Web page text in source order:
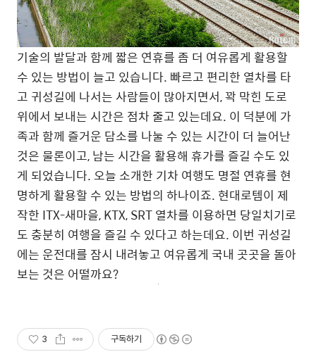
기술의 발달과 함께 짧은 연휴를 좀 더 여유롭게 활용할
수 있는 방법이 늘고 있습니다. 빠르고 편리한 열차를 타
고 귀성길에 나서는 사람들이 많아지면서, 꽉 막힌 도로
위에서 보내는 시간은 점차 줄고 있는데요. 이 덕분에 가
족과 함께 즐거운 담소를 나눌 수 있는 시간이 더 늘어난
것은 물론이고, 남는 시간을 활용해 휴가를 즐길 수도 있
게 되었습니다. 오늘 소개한 기차 여행도 명절 연휴를 현
명하게 활용할 수 있는 방법의 하나이죠. 현대로템이 제
작한 ITX-새마을, KTX, SRT 열차를 이용하면 당일치기로
도 충분히 여행을 즐길 수 있다고 하는데요. 이번 귀성길
에는 운전대를 잠시 내려놓고 여유롭게 국내 곳곳을 돌아
보는 것은 어떨까요?
3 구독하기